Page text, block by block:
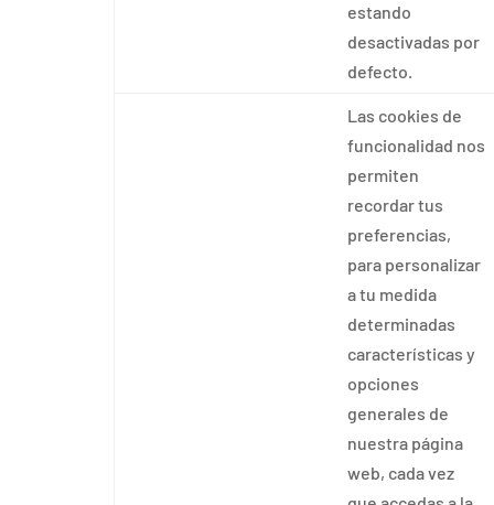
estando
desactivadas por
defecto.
Las cookies de
funcionalidad nos
permiten
recordar tus
preferencias,
para personalizar
a tu medida
determinadas
características y
opciones
generales de
nuestra página
web, cada vez